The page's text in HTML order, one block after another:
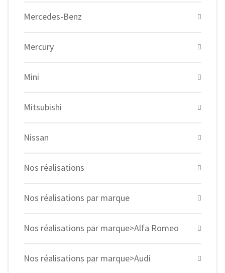
Mercedes-Benz
Mercury
Mini
Mitsubishi
Nissan
Nos réalisations
Nos réalisations par marque
Nos réalisations par marque>Alfa Romeo
Nos réalisations par marque>Audi